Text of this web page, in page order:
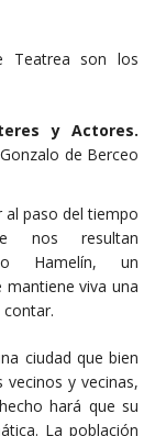
Teatrea son los
y Actores.
de Berceo
al paso del tiempo
nos resultan
Hamelín, un
viva una
ciudad que bien
y vecinas,
hará que su
La población